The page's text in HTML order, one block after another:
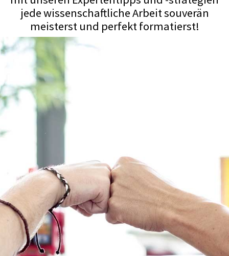
jede wissenschaftliche Arbeit souverän
meisterst und perfekt formatierst!